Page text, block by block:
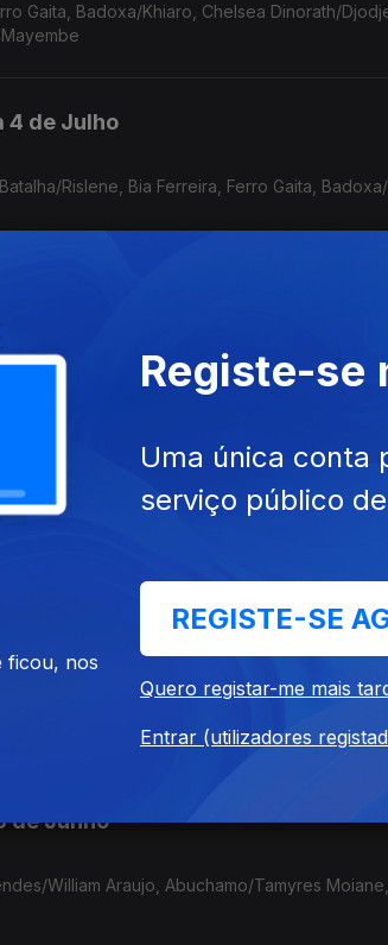
Gaita, Badoxa/Khiaro, Chelsea Dinorath/
4 de Julho
Rislene, Bia Ferreira, Ferro Gaita,
Neluma, Ivan Alexei
Helio Batalha/Rislene, Chelsea Dinorath /
Costa
de Junho
Tamyres Moiane, Ayani, Lil
ficou, nos
Registe-se
Uma única conta
serviço público
REGISTE-SE
Quero registar-me mais
Entrar (utilizadores